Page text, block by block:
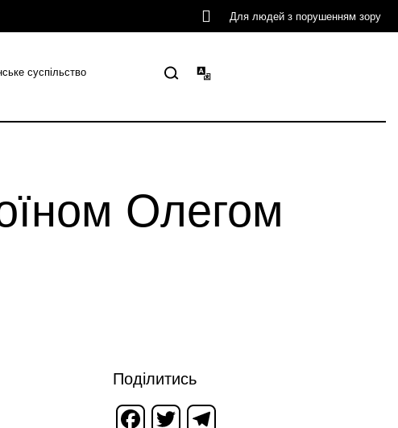
Для людей з порушенням зору
суспільство
Олегом
Поділитись
Facebook
Twitter